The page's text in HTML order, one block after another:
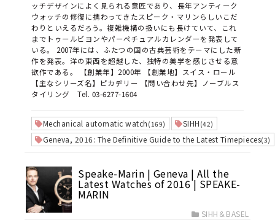
ッチデザインによく見られる意匠であり、長年アンティーク
ウォッチの修復に携わってきたスピーク・マリンらしいこだ
わりといえるだろう。複雑機構の扱いにも長けていて、これ
までトゥールビヨンやパーペチュアルカレンダーを発表して
いる。 2007年には、ふたつの国の古典芸術をテーマにした新
作を発表。洋の東西を超越した、独特の美学を感じさせる意
欲作である。 【創業年】2000年 【創業地】スイス・ロール
【主なシリーズ名】ピカデリー 【問い合わせ先】ノーブルス
タイリング Tel. 03-6277-1604
Mechanical automatic watch (169) SIHH (42)
Geneva, 2016: The Definitive Guide to the Latest Timepieces(3)
Speake-Marin | Geneva | All the
Latest Watches of 2016 | SPEAKE-
MARIN
SIHH＆BASEL